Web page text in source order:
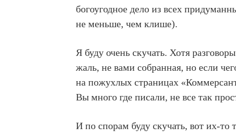
богоугодное дело из всех
не меньше, чем клише).
Я буду очень скучать. Хотя
жаль, не вами собранная, но если
на пожухлых страницах
Вы много где писали, не все так
И по спорам буду скучать, вот их-то